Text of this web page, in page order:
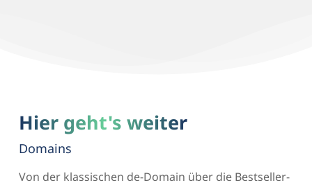
Hier geht's weiter
Domains
Von der klassischen de-Domain über die Bestseller-